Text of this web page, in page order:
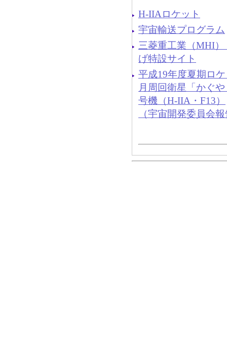
H-IIAロケット
宇宙輸送プログラム
三菱重工業（MHI
げ特設サイト
平成19年度夏期ロ
月周回衛星「かぐ
号機（H-IIA・F13）
（宇宙開発委員会